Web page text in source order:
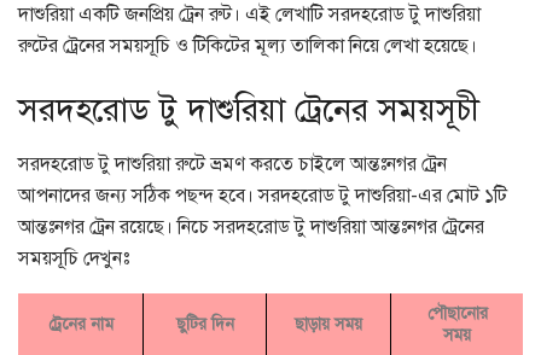
দাশুরিয়া একটি জনপ্রিয় ট্রেন রুট। এই লেখাটি সরদহরোড টু দাশুরিয়া
রুটের ট্রেনের সময়সূচি ও টিকিটের মূল্য তালিকা নিয়ে লেখা হয়েছে।
সরদহরোড টু দাশুরিয়া ট্রেনের সময়সূচী
সরদহরোড টু দাশুরিয়া রুটে ভ্রমণ করতে চাইলে আন্তঃনগর ট্রেন
আপনাদের জন্য সঠিক পছন্দ হবে। সরদহরোড টু দাশুরিয়া-এর মোট ১টি
আন্তঃনগর ট্রেন রয়েছে। নিচে সরদহরোড টু দাশুরিয়া আন্তঃনগর ট্রেনের
সময়সূচি দেখুনঃ
ট্রেনের নাম ছুটির দিন ছাড়ায় সময়
পৌছানোর
সময়